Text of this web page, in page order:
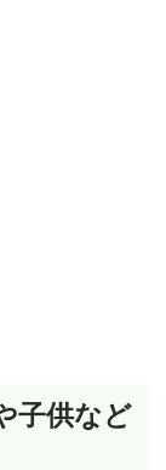
子供など